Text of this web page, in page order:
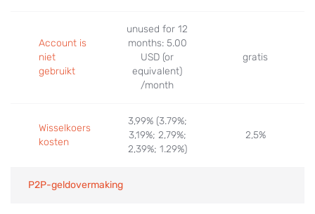
Account is
niet
gebruikt
unused for 12
months: 5.00
USD (or
equivalent)
/month
gratis
Wisselkoers
kosten
3,99% (3.79%;
3,19%; 2,79%;
2,39%; 1.29%)
2,5%
P2P-geldovermaking